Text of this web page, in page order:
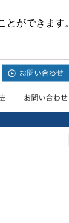
ができます。